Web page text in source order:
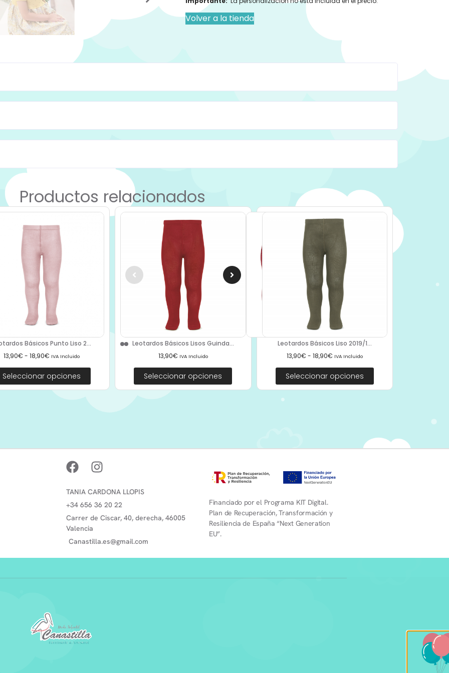
Volver a la tienda
Productos relacionados
Básicos Punto Liso 2...
13,90€ - 18,90€ IVA Incluido
Seleccionar opciones
Leotardos Básicos Lisos Guinda...
13,90€ IVA Incluido
Seleccionar opciones
Leotardos Básicos Liso 2019/1...
13,90€ - 18,90€ IVA Incluido
Seleccionar opciones
TANIA CARDONA LLOPIS
+34 656 36 20 22
Carrer de Ciscar, 40, derecha, 46005
Valencia
Canastilla.es@gmail.com
Financiado por el Programa KIT Digital.
Plan de Recuperación, Transformación y
Resiliencia de España “Next Generation
EU”.